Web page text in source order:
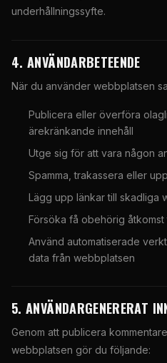
underhållningssyfte.
4. ANVÄNDARBETEENDE
När du använder webbplatsen
Publicera eller överföra
ärekränkande innehåll
Utge sig för att vara någon
Spamma, trakassera eller
Lägg upp länkar till skadliga
Försöka få obehörig
Använd automatiserade
data från webbplatsen
5. ANVÄNDARGENERERAT
Genom att publicera
webbplatsen gör du följande: